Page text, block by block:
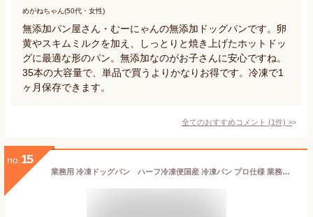
めがねちゃん(50代・女性)
無添加パン屋さん・むーにゃんの無添加ドッグパンです。卵
黄やスキムミルクを加え、しっとりと焼き上げたホットドッ
グに最適な形のパン。無添加なのがお子さんに安心ですね。
35本の大容量で、単品で買うよりかなりお得です。冷凍で1
ヶ月保存できます。
全てのおすすめコメント (1件) >
no. 15
業務用 冷凍ドッグパン ハーフ冷凍便国産 冷凍パン プロ仕様 業務用 工場直送 手作り バインミー（ベトナム風サンドイッチ） 送料無料 フランスパン サンドイッチ ラスク ホットドッグ コッペパン サンドイッチ パニーニ ホットサンド